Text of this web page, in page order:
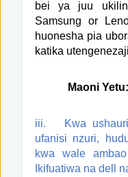
bei ya juu
Samsung or
huonesha pia
katika
Maoni Yetu:
iii.
Kwa
ufanisi nzuri,
kwa wale
Ikifuatiwa na dell